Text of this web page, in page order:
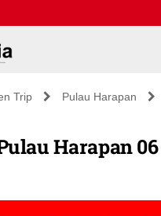
Trip Pulau Harapan
Harapan